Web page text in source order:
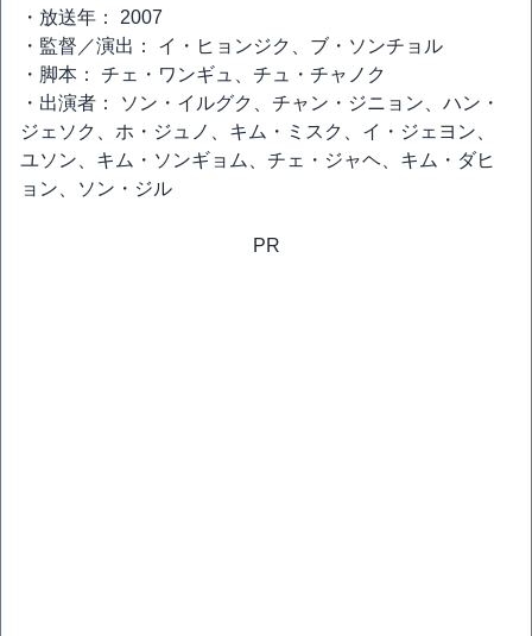
・放送年： 2007
・監督／演出： イ・ヒョンジク、ブ・ソンチョル
・脚本： チェ・ワンギュ、チュ・チャノク
・出演者： ソン・イルグク、チャン・ジニョン、ハン・
ジェソク、ホ・ジュノ、キム・ミスク、イ・ジェヨン、
ユソン、キム・ソンギョム、チェ・ジャヘ、キム・ダヒ
ョン、ソン・ジル
PR